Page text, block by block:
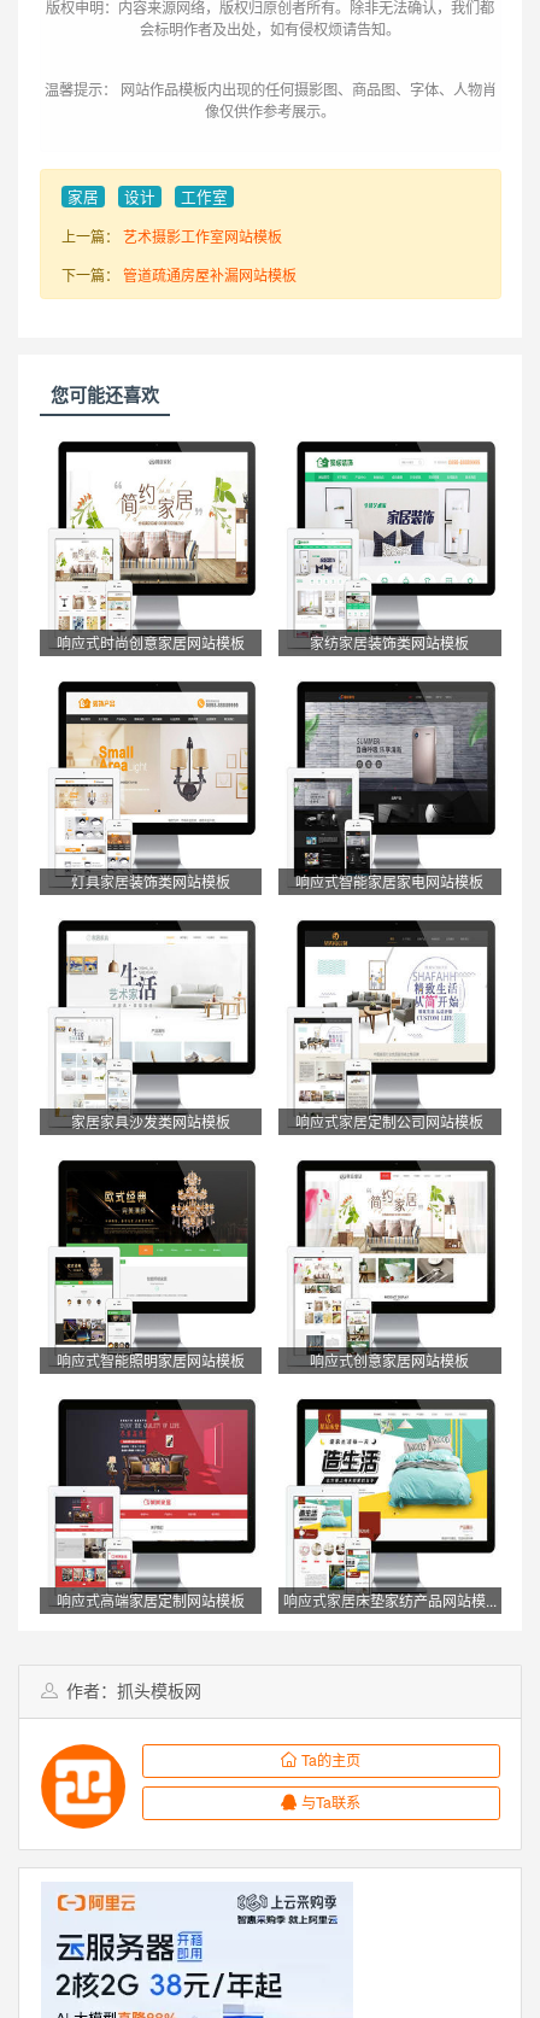
版权申明：内容来源网络，版权归原创者所有。除非无法确认，我们都
会标明作者及出处，如有侵权烦请告知。
温馨提示： 网站作品模板内出现的任何摄影图、商品图、字体、人物肖
像仅供作参考展示。
家居 设计 工作室
上一篇： 艺术摄影工作室网站模板
下一篇： 管道疏通房屋补漏网站模板
您可能还喜欢
响应式时尚创意家居网站模板 家纺家居装饰类网站模板
灯具家居装饰类网站模板 响应式智能家居家电网站模板
家居家具沙发类网站模板 响应式家居定制公司网站模板
响应式智能照明家居网站模板 响应式创意家居网站模板
响应式高端家居定制网站模板 响应式家居床垫家纺产品网站模...
作者：抓头模板网
Ta的主页
与Ta联系